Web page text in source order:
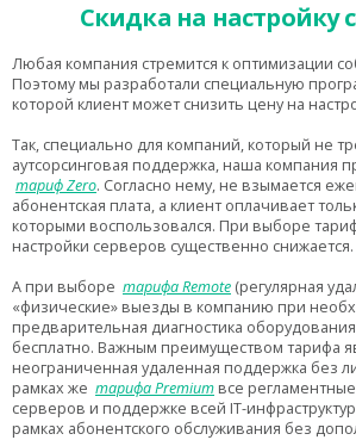
Скидка на настройку
Любая компания стремится к оптимизации
Поэтому мы разработали специальную
которой клиент может снизить цену на
Так, специально для компаний, который не
аутсорсинговая поддержка, наша компания
тариф Zero. Согласно нему, не взымается
абонентская плата, а клиент оплачивает
которыми воспользовался. При выборе
настройки серверов существенно снижается.
А при выборе тарифа Remote (регулярная
«физические» выезды в компанию при
предварительная диагностика
бесплатно. Важным преимуществом тарифа
неограниченная удаленная поддержка без
рамках же тарифа Premium все
серверов и поддержке всей IT-
рамках абонентского обслуживания без